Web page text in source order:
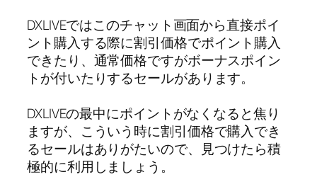
DXLIVEではこのチャット画面から直接ポイ
ント購入する際に割引価格でポイント購入
できたり、通常価格ですがボーナスポイン
トが付いたりするセールがあります。
DXLIVEの最中にポイントがなくなると焦り
ますが、こういう時に割引価格で購入でき
るセールはありがたいので、見つけたら積
極的に利用しましょう。